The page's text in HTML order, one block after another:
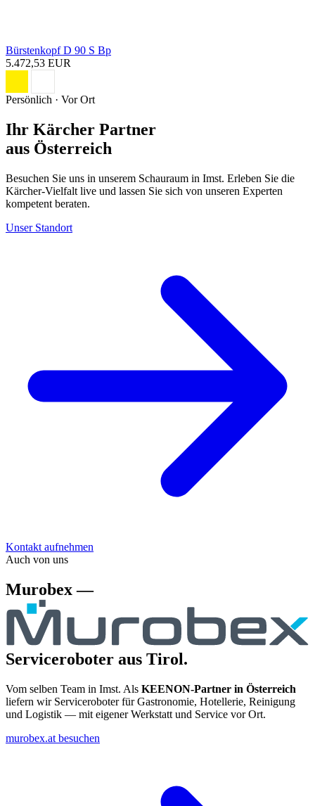
Bürstenkopf D 90 S Bp
5.472,53 EUR
Persönlich · Vor Ort
Ihr Kärcher Partner
aus Österreich
Besuchen Sie uns in unserem Schauraum in Imst. Erleben Sie die
Kärcher-Vielfalt live und lassen Sie sich von unseren Experten
kompetent beraten.
Unser Standort
Kontakt aufnehmen
Auch von uns
Murobex —
Serviceroboter aus Tirol.
Vom selben Team in Imst. Als KEENON-Partner in Österreich
liefern wir Serviceroboter für Gastronomie, Hotellerie, Reinigung
und Logistik — mit eigener Werkstatt und Service vor Ort.
murobex.at besuchen